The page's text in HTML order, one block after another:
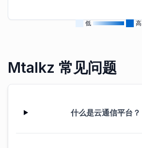
低 高
Mtalkz 常见问题
什么是云通信平台？